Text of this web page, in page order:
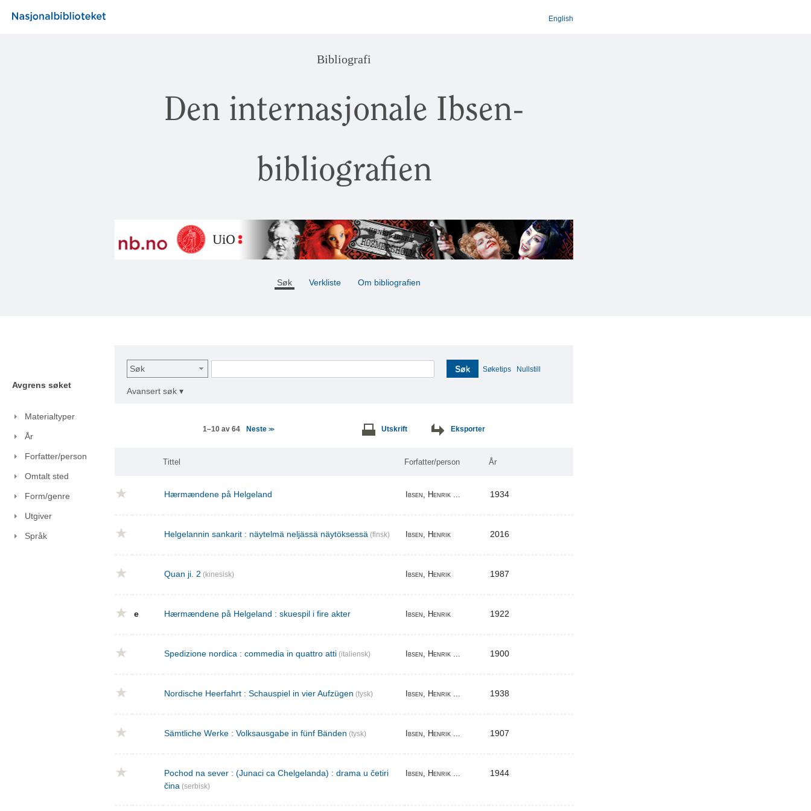
English
Bibliografi
Den internasjonale Ibsen-
bibliografien
Søk Verkliste Om bibliografien
Avgrens søket
Materialtyper
År
Forfatter/person
Omtalt sted
Form/genre
Utgiver
Språk
Søk Søk Søketips Nullstill
Avansert søk ▾
1–10 av 64 Neste>> Utskrift Eksporter
Tittel Forfatter/person År
Hærmændene på Helgeland Ibsen, Henrik ... 1934
Helgelannin sankarit : näytelmä neljässä näytöksessä (finsk) Ibsen, Henrik 2016
Quan ji. 2 (kinesisk) Ibsen, Henrik 1987
e Hærmændene på Helgeland : skuespil i fire akter Ibsen, Henrik 1922
Spedizione nordica : commedia in quattro atti (italiensk) Ibsen, Henrik ... 1900
Nordische Heerfahrt : Schauspiel in vier Aufzügen (tysk) Ibsen, Henrik ... 1938
Sämtliche Werke : Volksausgabe in fünf Bänden (tysk) Ibsen, Henrik ... 1907
Pochod na sever : (Junaci ca Chelgelanda) : drama u četiri
čina (serbisk)
Ibsen, Henrik ... 1944